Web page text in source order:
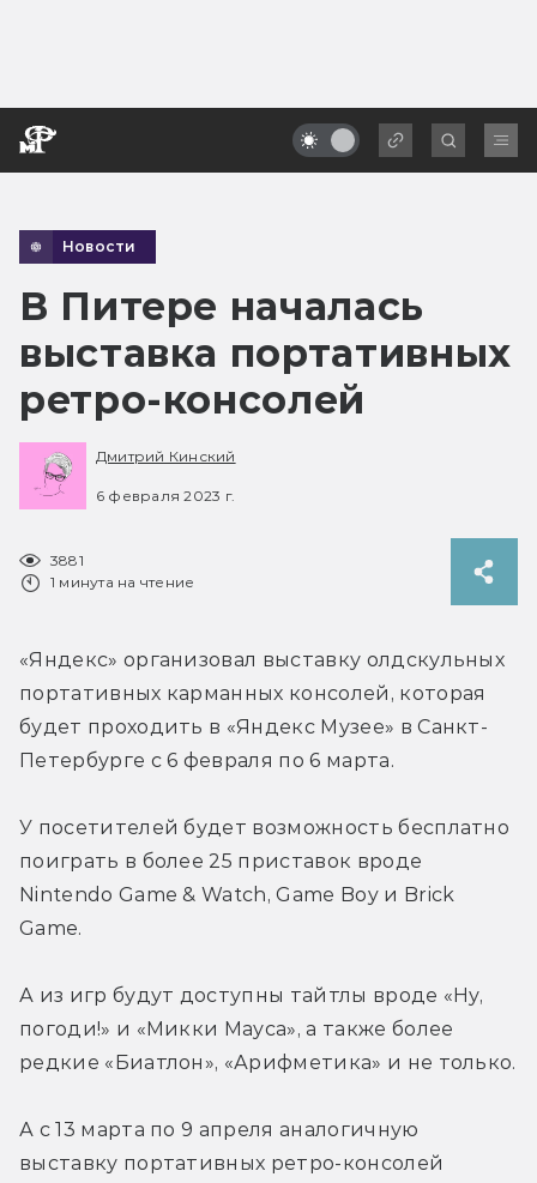
Новости
В Питере началась
выставка портативных
ретро-консолей
Дмитрий Кинский
6 февраля 2023 г.
3881
1 минута на чтение
«Яндекс» организовал выставку олдскульных
портативных карманных консолей, которая
будет проходить в «Яндекс Музее» в Санкт-
Петербурге с 6 февраля по 6 марта.
У посетителей будет возможность бесплатно
поиграть в более 25 приставок вроде
Nintendo Game & Watch, Game Boy и Brick
Game.
А из игр будут доступны тайтлы вроде «Ну,
погоди!» и «Микки Мауса», а также более
редкие «Биатлон», «Арифметика» и не только.
А с 13 марта по 9 апреля аналогичную
выставку портативных ретро-консолей